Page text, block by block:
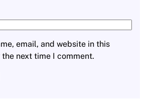
email, and website in this
next time I comment.